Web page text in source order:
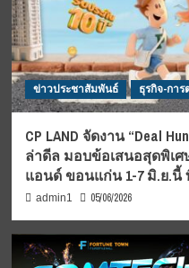
ข่าวประชาสัมพันธ์ ธุรกิจ-การ
CP LAND จัดงาน “Deal
ล่าดีล มอบข้อเสนอสุดพิเ
แอนด์ ขอนแก่น 1-7 มิ.ย.
admin1 05/06/2026